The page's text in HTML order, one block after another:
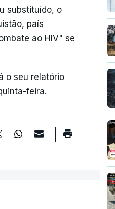
substituído, o
país
ao HIV" se
o seu relatório
feira.